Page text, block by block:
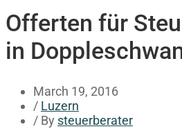
Offerten für
in
March 19, 2016
/ Luzern
/ By steuerberater